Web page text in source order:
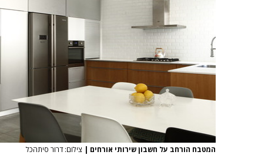
המטבח הורחב על חשבון שירותי אורחים | צילום: דרור סיתהכל